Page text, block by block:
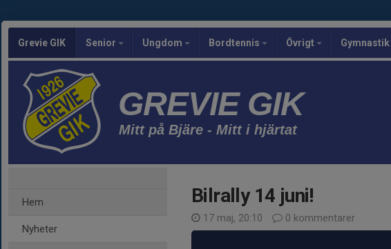
Grevie GIK Senior Ungdom Bordtennis Övrigt Gymnastik
GREVIE GIK
Mitt på Bjäre - Mitt i hjärtat
Hem
Nyheter
Bilrally 14 juni!
17 maj, 20:10 0 kommentarer